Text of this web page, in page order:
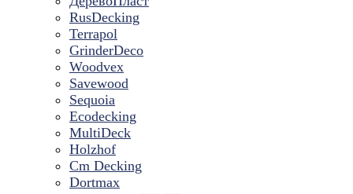
RusDecking
Terrapol
GrinderDeco
Woodvex
Savewood
Sequoia
Ecodecking
MultiDeck
Holzhof
Cm Decking
Dortmax